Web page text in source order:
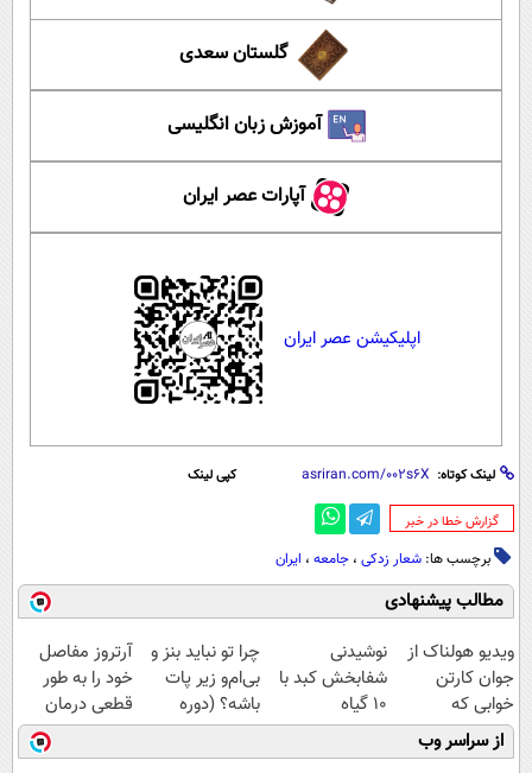
گلستان سعدی
آموزش زبان انگلیسی
آپارات عصر ایران
اپلیکیشن عصر ایران
لینک کوتاه: کپی لینک
‌گزارش خطا در خبر
برچسب ها: شعار زدکی ، جامعه ، ایران
مطالب پیشنهادی
ویدیو هولناک از
جوان کارتن
خوابی که
میلیاردر شد.
آموزش رایگان
نوشیدنی
شفابخش کبد با
10 گیاه
موثر(تخفیف تا
امشب)
چرا تو نباید بنز و
بی‌ام‌و زیر پات
باشه؟ (دوره
رایگان درآمد
میلیاردی)
آرتروز مفاصل
خود را به طور
قطعی درمان
کنید!
◗پرسش‌نامه◖
از سراسر وب